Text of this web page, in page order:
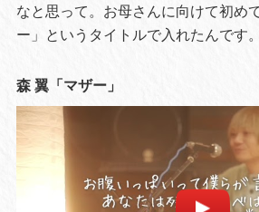
なと思って。お母さんに向けて初め
ー」というタイトルで入れたんです。
森 翼「マザー」